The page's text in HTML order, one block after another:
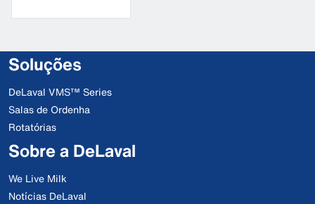
Soluções
DeLaval VMS™ Series
Salas de Ordenha
Rotatórias
Sobre a DeLaval
We Live Milk
Notícias DeLaval